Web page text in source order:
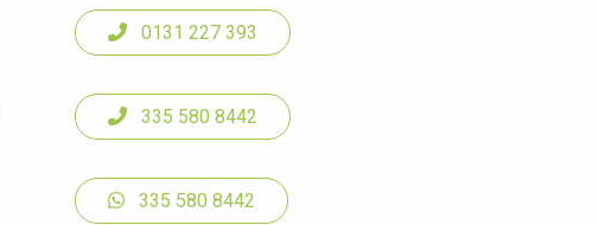
0131 227 393
335 580 8442
335 580 8442